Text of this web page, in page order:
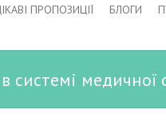
ПРОПОЗИЦІЇ БЛОГИ
системі медичної